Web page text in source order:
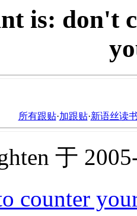
is: don't
所有跟贴·加跟贴·新语丝读
于
counter